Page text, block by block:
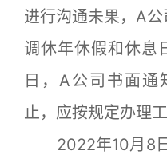
进行沟通未果，A
调休年休假和休息
日，A公司书面
止，应按规定办理
2022年10月8日